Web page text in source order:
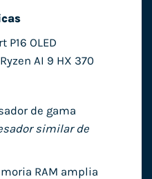
P16 OLED
AI 9 HX 370
de gama
similar de
RAM amplia